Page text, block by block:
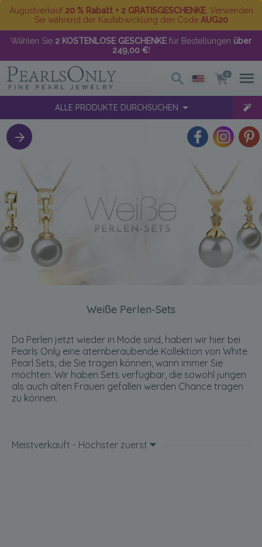
Augustverkauf 20 % Rabatt + 2 GRATISGESCHENKE. Verwenden
Sie während der Kaufabwicklung den Code AUG20
Wählen Sie 2 KOSTENLOSE GESCHENKE für Bestellungen über
249,00 €!
0
ALLE PRODUKTE DURCHSUCHEN
Weiße Perlen-Sets
Da Perlen jetzt wieder in Mode sind, haben wir hier bei
Pearls Only eine atemberaubende Kollektion von White
Pearl Sets, die Sie tragen können, wann immer Sie
möchten. Wir haben Sets verfügbar, die sowohl jungen
als auch alten Frauen gefallen werden Chance tragen
zu können.
Meistverkauft - Höchster zuerst